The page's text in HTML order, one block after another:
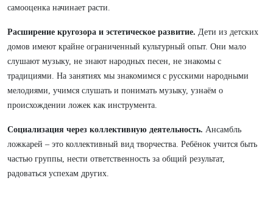
самооценка начинает расти.
Расширение кругозора и эстетическое развитие. Дети из детских
домов имеют крайне ограниченный культурный опыт. Они мало
слушают музыку, не знают народных песен, не знакомы с
традициями. На занятиях мы знакомимся с русскими народными
мелодиями, учимся слушать и понимать музыку, узнаём о
происхождении ложек как инструмента.
Социализация через коллективную деятельность. Ансамбль
ложкарей – это коллективный вид творчества. Ребёнок учится быть
частью группы, нести ответственность за общий результат,
радоваться успехам других.